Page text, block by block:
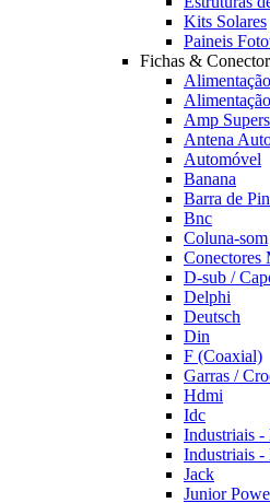
Kits Solares
Paineis
Fichas &
Amp
Antena
Automóvel
Banana
Barra de
Bnc
Coluna-som
Conectores
D-sub /
Delphi
Deutsch
Din
F (Coaxial)
Garras /
Hdmi
Idc
Industriais -
Industriais -
Jack
Junior